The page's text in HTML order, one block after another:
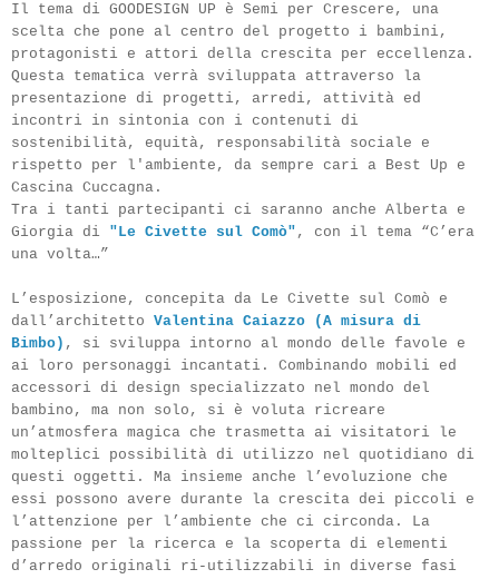
Il tema di GOODESIGN UP è Semi per Crescere, una
scelta che pone al centro del progetto i bambini,
protagonisti e attori della crescita per eccellenza.
Questa tematica verrà sviluppata attraverso la
presentazione di progetti, arredi, attività ed
incontri in sintonia con i contenuti di
sostenibilità, equità, responsabilità sociale e
rispetto per l'ambiente, da sempre cari a Best Up e
Cascina Cuccagna.
Tra i tanti partecipanti ci saranno anche Alberta e
Giorgia di "Le Civette sul Comò" , con il tema “C’era
una volta…”
L’esposizione, concepita da Le Civette sul Comò e
dall’architetto Valentina Caiazzo (A misura di
Bimbo) , si sviluppa intorno al mondo delle favole e
ai loro personaggi incantati. Combinando mobili ed
accessori di design specializzato nel mondo del
bambino, ma non solo, si è voluta ricreare
un’atmosfera magica che trasmetta ai visitatori le
molteplici possibilità di utilizzo nel quotidiano di
questi oggetti. Ma insieme anche l’evoluzione che
essi possono avere durante la crescita dei piccoli e
l’attenzione per l’ambiente che ci circonda. La
passione per la ricerca e la scoperta di elementi
d’arredo originali ri-utilizzabili in diverse fasi